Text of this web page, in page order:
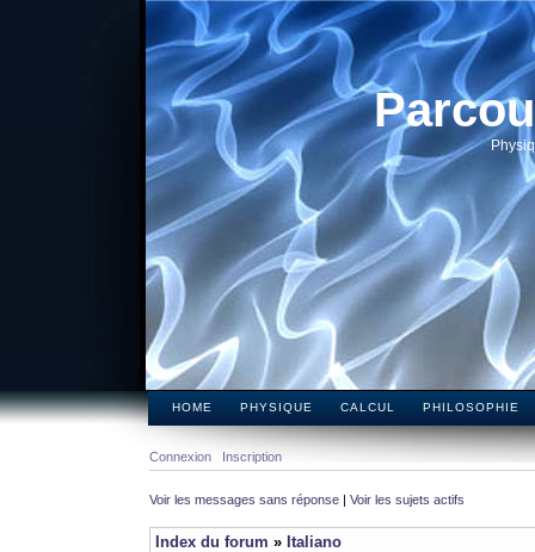
HOME PHYSIQUE CALCUL PHILOSOPHIE
Connexion Inscription
Voir les messages sans réponse | Voir les sujets actifs
Index du forum » Italiano